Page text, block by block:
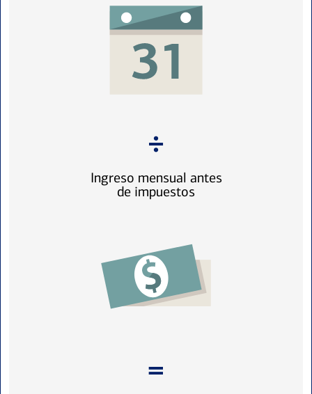
Ingreso mensual antes
de impuestos